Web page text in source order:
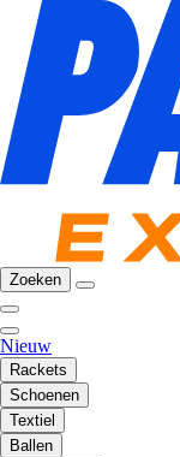
Zoeken
Nieuw
Rackets
Schoenen
Textiel
Ballen